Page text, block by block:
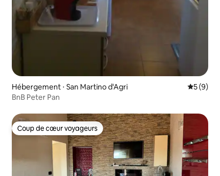
Hébergement ⋅ San Martino d'Agri
5 (9)
BnB Peter Pan
Coup de cœur voyageurs
Coup de cœur voyageurs